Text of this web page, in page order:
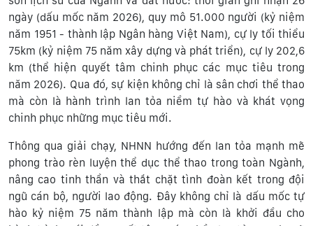
ngày (dấu mốc năm 2026), quy mô 51.000 người (kỷ niệm
năm 1951 - thành lập Ngân hàng Việt Nam), cự ly tối thiểu
75km (kỷ niệm 75 năm xây dựng và phát triển), cự ly 202,6
km (thể hiện quyết tâm chinh phục các mục tiêu trong
năm 2026). Qua đó, sự kiện không chỉ là sân chơi thể thao
mà còn là hành trình lan tỏa niềm tự hào và khát vọng
chinh phục những mục tiêu mới.
Thông qua giải chạy, NHNN hướng đến lan tỏa mạnh mẽ
phong trào rèn luyện thể dục thể thao trong toàn Ngành,
nâng cao tinh thần và thắt chặt tình đoàn kết trong đội
ngũ cán bộ, người lao động. Đây không chỉ là dấu mốc tự
hào kỷ niệm 75 năm thành lập mà còn là khởi đầu cho